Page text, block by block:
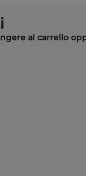
al carrello